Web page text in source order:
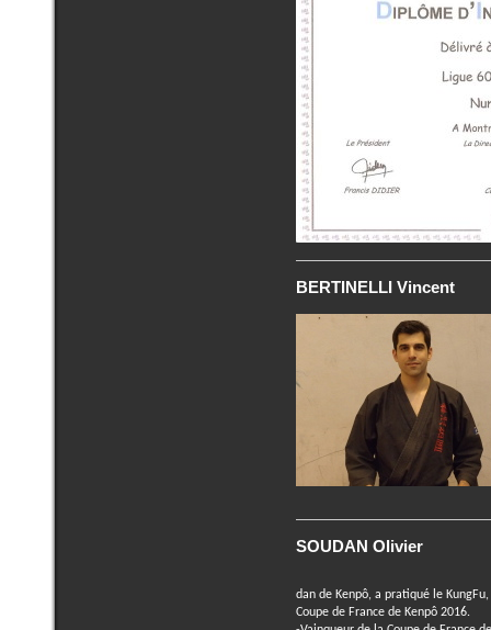
BERTINELLI Vincent
SOUDAN Olivier
dan de Kenpô, a pratiqué le
Coupe de France de Kenpô 2016.